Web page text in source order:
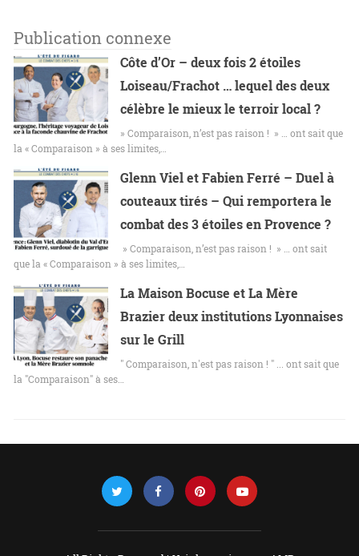
Publication connexe
Côte d’Or – deux fois 2 étoiles
Loiseau/Frachot … lequel des deux
célèbre le mieux le terroir local ?
» Comparaison, n’est pas raison ! » … ont sait que
la « Comparaison » à ses limites,…
Glenn Viel et Fabien Ferré – Duel à
couteaux tirés – Qui remportera le
combat des 3 étoiles en Provence ?
» Comparaison, n’est pas raison ! » … ont sait
que la « Comparaison » à ses limites,…
La Maison Bocuse et La Mère
Brazier deux institutions Lyonnaises
sur le Grill
" Comparaison, n'est pas raison ! " ... ont sait que
la "Comparaison" à ses…